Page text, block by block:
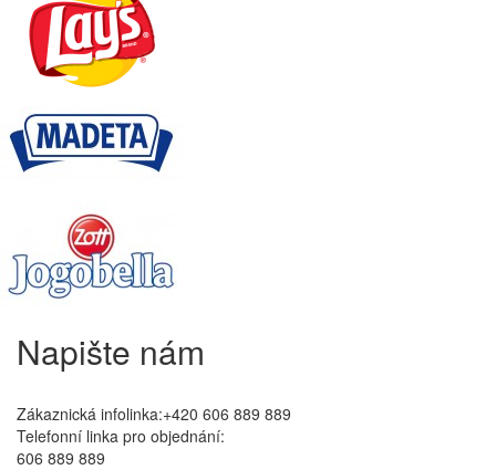
Napište nám
Zákaznická infolinka:+420 606 889 889
Telefonní linka pro objednání:
606 889 889